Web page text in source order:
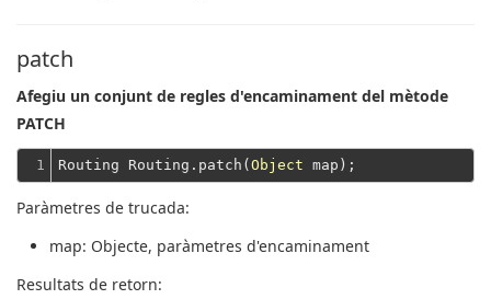
patch
Afegiu un conjunt de regles d'encaminament del mètode
PATCH
1 Routing Routing.patch( Object
Paràmetres de trucada:
map: Objecte, paràmetres d'encaminament
Resultats de retorn: